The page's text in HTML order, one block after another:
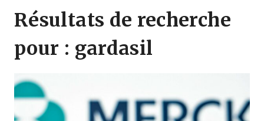
Résultats de recherche
pour : gardasil